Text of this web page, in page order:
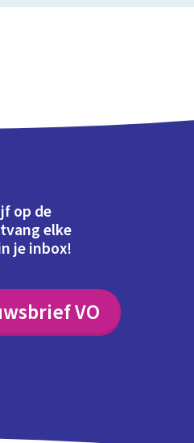
op de
elke
je inbox!
VO